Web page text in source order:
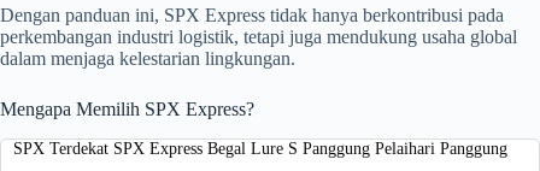
Dengan panduan ini, SPX Express tidak hanya berkontribusi pada
perkembangan industri logistik, tetapi juga mendukung usaha global
dalam menjaga kelestarian lingkungan.
Mengapa Memilih SPX Express?
SPX Terdekat SPX Express Begal Lure S Panggung Pelaihari Panggung